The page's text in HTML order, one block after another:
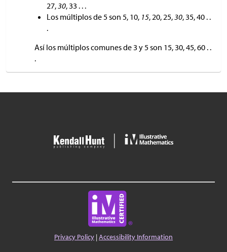
27,30, 33 . . .
Los múltiplos de 5 son 5, 10, 15, 20, 25,30, 35, 40 . .
.
Así los múltiplos comunes de 3 y 5 son 15, 30, 45, 60 . .
.
Privacy Policy |Accessibility Information